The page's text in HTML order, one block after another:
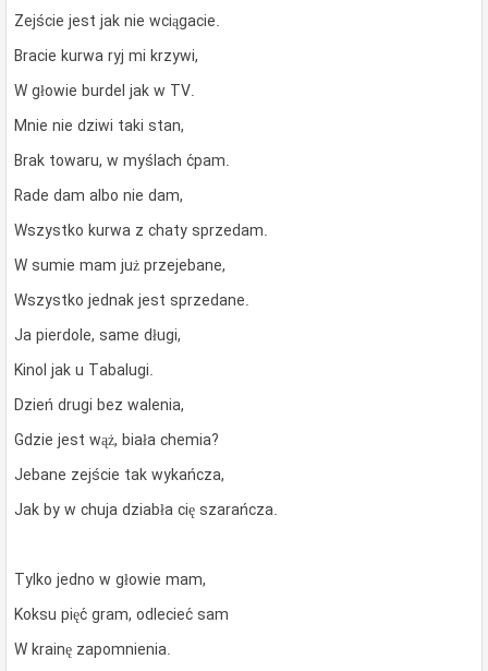
Zejście jest jak nie wciągacie.
Bracie kurwa ryj mi krzywi,
W głowie burdel jak w TV.
Mnie nie dziwi taki stan,
Brak towaru, w myślach ćpam.
Rade dam albo nie dam,
Wszystko kurwa z chaty sprzedam.
W sumie mam już przejebane,
Wszystko jednak jest sprzedane.
Ja pierdole, same długi,
Kinol jak u Tabalugi.
Dzień drugi bez walenia,
Gdzie jest wąż, biała chemia?
Jebane zejście tak wykańcza,
Jak by w chuja dziabła cię szarańcza.
Tylko jedno w głowie mam,
Koksu pięć gram, odlecieć sam
W krainę zapomnienia.